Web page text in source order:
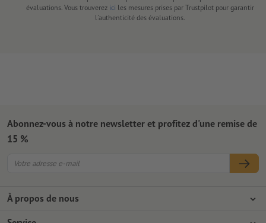
évaluations. Vous trouverez ici les mesures prises par Trustpilot pour garantir
l'authenticité des évaluations.
À propos de nous
Abonnez-vous à notre newsletter et profitez d'une remise de
15 %